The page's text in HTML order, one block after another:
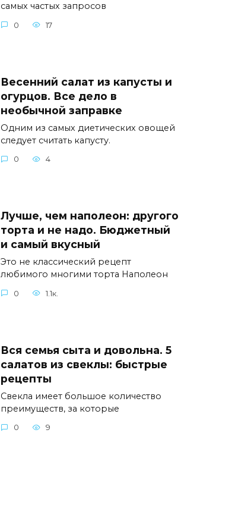
самых частых запросов
0 17
Весенний салат из капусты и
огурцов. Все дело в
необычной заправке
Одним из самых диетических овощей
следует считать капусту.
0 4
Лучше, чем наполеон: другого
торта и не надо. Бюджетный
и самый вкусный
Это не классический рецепт
любимого многими торта Наполеон
0 1.1к.
Вся семья сыта и довольна. 5
салатов из свеклы: быстрые
рецепты
Свекла имеет большое количество
преимуществ, за которые
0 9